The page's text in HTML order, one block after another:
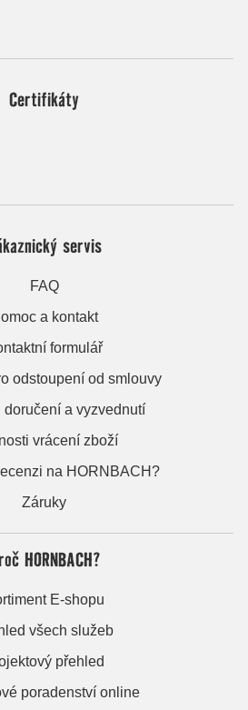
Certifikáty
servis
FAQ
a kontakt
formulář
odstoupení od smlouvy
doručení a vyzvednutí
vrácení zboží
na HORNBACH?
Záruky
HORNBACH?
E-shopu
všech služeb
přehled
poradenství online